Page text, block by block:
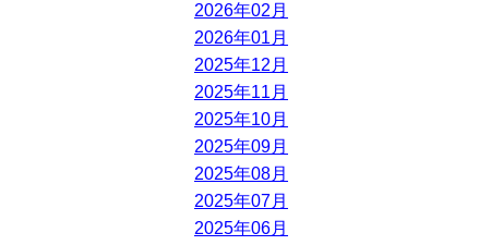
2026年02月
2026年01月
2025年12月
2025年11月
2025年10月
2025年09月
2025年08月
2025年07月
2025年06月